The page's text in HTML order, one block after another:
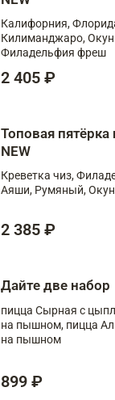
Калифорния,
Килиманджаро,
Филадельфия фреш
2 405 ₽
Топовая пятёрка
NEW
Креветка чиз,
Аяши, Румяный,
2 385 ₽
Дайте две набор
пицца Сырная с
на пышном, пицца Аль Шам 25 см
на пышном
899 ₽